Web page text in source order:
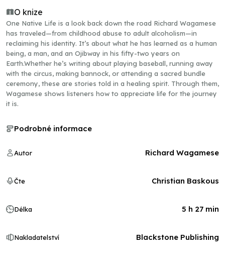
O knize
One Native Life is a look back down the road Richard Wagamese
has traveled—from childhood abuse to adult alcoholism—in
reclaiming his identity. It’s about what he has learned as a human
being, a man, and an Ojibway in his fifty-two years on
Earth.Whether he’s writing about playing baseball, running away
with the circus, making bannock, or attending a sacred bundle
ceremony, these are stories told in a healing spirit. Through them,
Wagamese shows listeners how to appreciate life for the journey
it is.
Podrobné informace
Autor Richard Wagamese
Čte Christian Baskous
Délka 5 h 27 min
Nakladatelství Blackstone Publishing